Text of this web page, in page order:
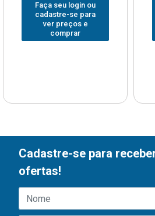
Faça seu login ou
cadastre-se para
ver preços e
comprar
Cadastre-se para
ofertas!